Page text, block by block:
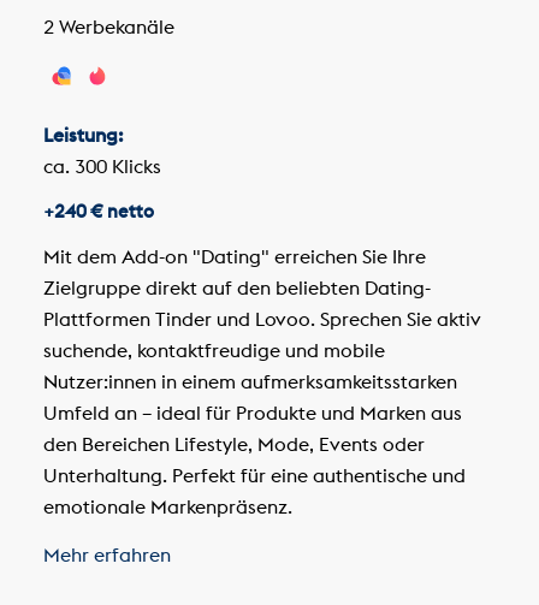
2 Werbekanäle
Leistung:
ca. 300 Klicks
+240 € netto
Mit dem Add-on "Dating" erreichen Sie Ihre
Zielgruppe direkt auf den beliebten Dating-
Plattformen Tinder und Lovoo. Sprechen Sie aktiv
suchende, kontaktfreudige und mobile
Nutzer:innen in einem aufmerksamkeitsstarken
Umfeld an – ideal für Produkte und Marken aus
den Bereichen Lifestyle, Mode, Events oder
Unterhaltung. Perfekt für eine authentische und
emotionale Markenpräsenz.
Mehr erfahren